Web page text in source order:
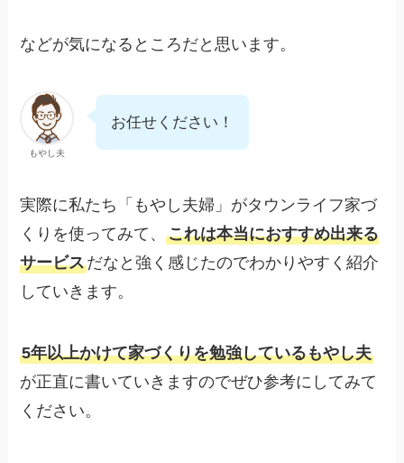
などが気になるところだと思います。
もやし夫
お任せください！
実際に私たち「もやし夫婦」がタウンライフ家づ
くりを使ってみて、これは本当におすすめ出来る
サービスだなと強く感じたのでわかりやすく紹介
していきます。
5年以上かけて家づくりを勉強しているもやし夫
が正直に書いていきますのでぜひ参考にしてみて
ください。